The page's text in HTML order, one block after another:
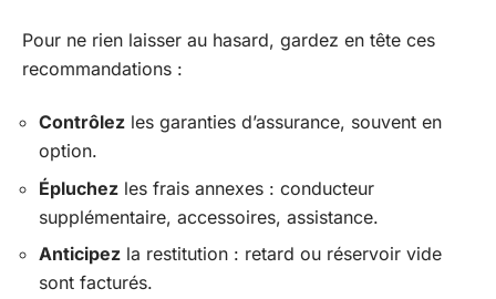
Pour ne rien laisser au hasard, gardez en tête ces
recommandations :
Contrôlez les garanties d’assurance, souvent en
option.
Épluchez les frais annexes : conducteur
supplémentaire, accessoires, assistance.
Anticipez la restitution : retard ou réservoir vide
sont facturés.